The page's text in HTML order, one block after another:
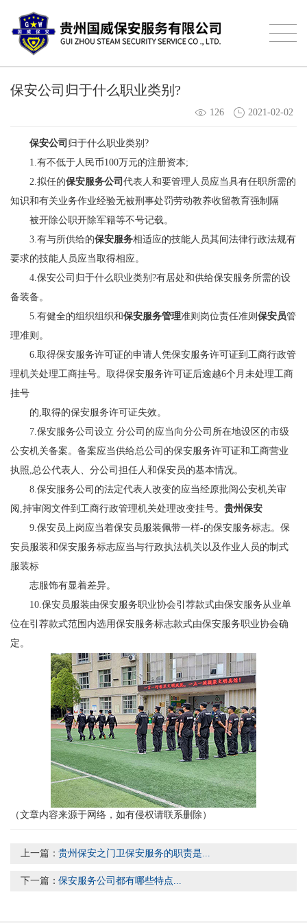
保安公司归于什么职业类别?
126 2021-02-02
保安公司 归于什么职业类别?
1.有不低于人民币100万元的注册资本;
2.拟任的保安服务公司 代表人和要管理人员应当具有任职所需的
知识和有关业务作业经验无被刑事处罚劳动教养收留教育强制隔
被开除公职开除军籍等不号记载。
3.有与所供给的保安服务相适应的技能人员其间法律行政法规有
要求的技能人员应当取得相应。
4.保安公司归于什么职业类别?有居处和供给保安服务所需的设
备装备。
5.有健全的组织组织和保安服务管理准则岗位责任准则 保安员管
理准则。
6.取得保安服务许可证的申请人凭保安服务许可证到工商行政管
理机关处理工商挂号。取得保安服务许可证后逾越6个月未处理工商
挂号
的,取得的保安服务许可证失效。
7.保安服务公司设立 分公司的应当向分公司所在地设区的市级
公安机关备案。备案应当供给总公司的保安服务许可证和工商营业
执照,总公代表人、分公司担任人和保安员的基本情况。
8.保安服务公司的法定代表人改变的应当经原批阅公安机关审
阅,持审阅文件到工商行政管理机关处理改变挂号。 贵州保安
9.保安员上岗应当着保安员服装佩带一样-的保安服务标志。保
安员服装和保安服务标志应当与行政执法机关以及作业人员的制式
服装标
志服饰有显着差异。
10.保安员服装由保安服务职业协会引荐款式由保安服务从业单
位在引荐款式范围内选用保安服务标志款式由保安服务职业协会确
定。
（文章内容来源于网络，如有侵权请联系删除）
上一篇：贵州保安之门卫保安服务的职责是...
下一篇：保安服务公司都有哪些特点...